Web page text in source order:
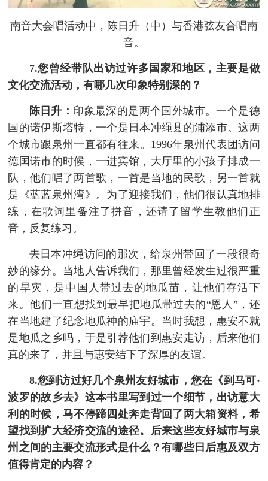
南音大会唱活动中，陈日升（中）与香港弦友合唱南
音。
7.您曾经带队出访过许多国家和地区，主要是做
文化交流活动，有哪几次印象特别深的？
陈日升： 印象最深的是两个国外城市。一个是德
国的诺伊斯塔特，一个是日本冲绳县的浦添市。这两
个城市跟泉州一直都有往来。1996年泉州代表团访问
德国诺市的时候，一进宾馆，大厅里的小孩子排成一
队，他们唱了两首歌，一首是当地的民歌，另一首就
是《蓝蓝泉州湾》。为了迎接我们，他们很认真地排
练，在歌词里备注了拼音，还请了留学生教他们正
音，反复练习。
去日本冲绳访问的那次，给泉州带回了一段很奇
妙的缘分。当地人告诉我们，那里曾经发生过很严重
的旱灾，是中国人带过去的地瓜苗，让他们存活下
来。他们一直想找到最早把地瓜带过去的“恩人”，还
在当地建了纪念地瓜神的庙宇。当时我想，惠安不就
是地瓜之乡吗，于是引荐他们到惠安走访，后来他们
真的来了，并且与惠安结下了深厚的友谊。
8.您到访过好几个泉州友好城市，您在《到马可·
波罗的故乡去》这本书里写到过一个细节，出访意大
利的时候，马不停蹄四处奔走背回了两大箱资料，希
望找到扩大经济交流的途径。后来这些友好城市与泉
州之间的主要交流形式是什么？有哪些日后惠及双方
值得肯定的内容？